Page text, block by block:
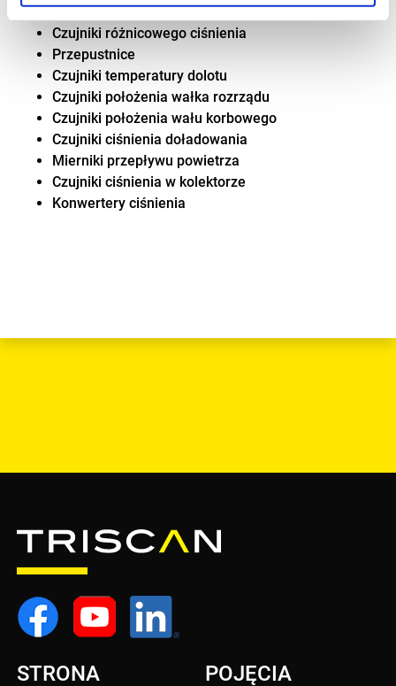
Czujniki różnicowego ciśnienia
Przepustnice
Czujniki temperatury dolotu
Czujniki położenia wałka rozrządu
Czujniki położenia wału korbowego
Czujniki ciśnienia doładowania
Mierniki przepływu powietrza
Czujniki ciśnienia w kolektorze
Konwertery ciśnienia
STRONA POJĘCIA